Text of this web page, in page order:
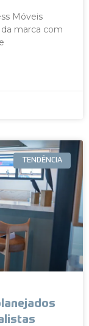
Móveis
marca com
TENDÊNCIA